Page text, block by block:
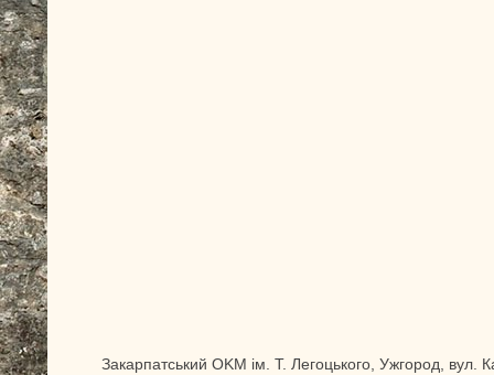
Закарпатський OKM ім. Т. Легоцького, Ужгород,